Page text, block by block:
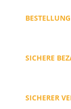
BESTELLUNG
SICHERE
SICHERER